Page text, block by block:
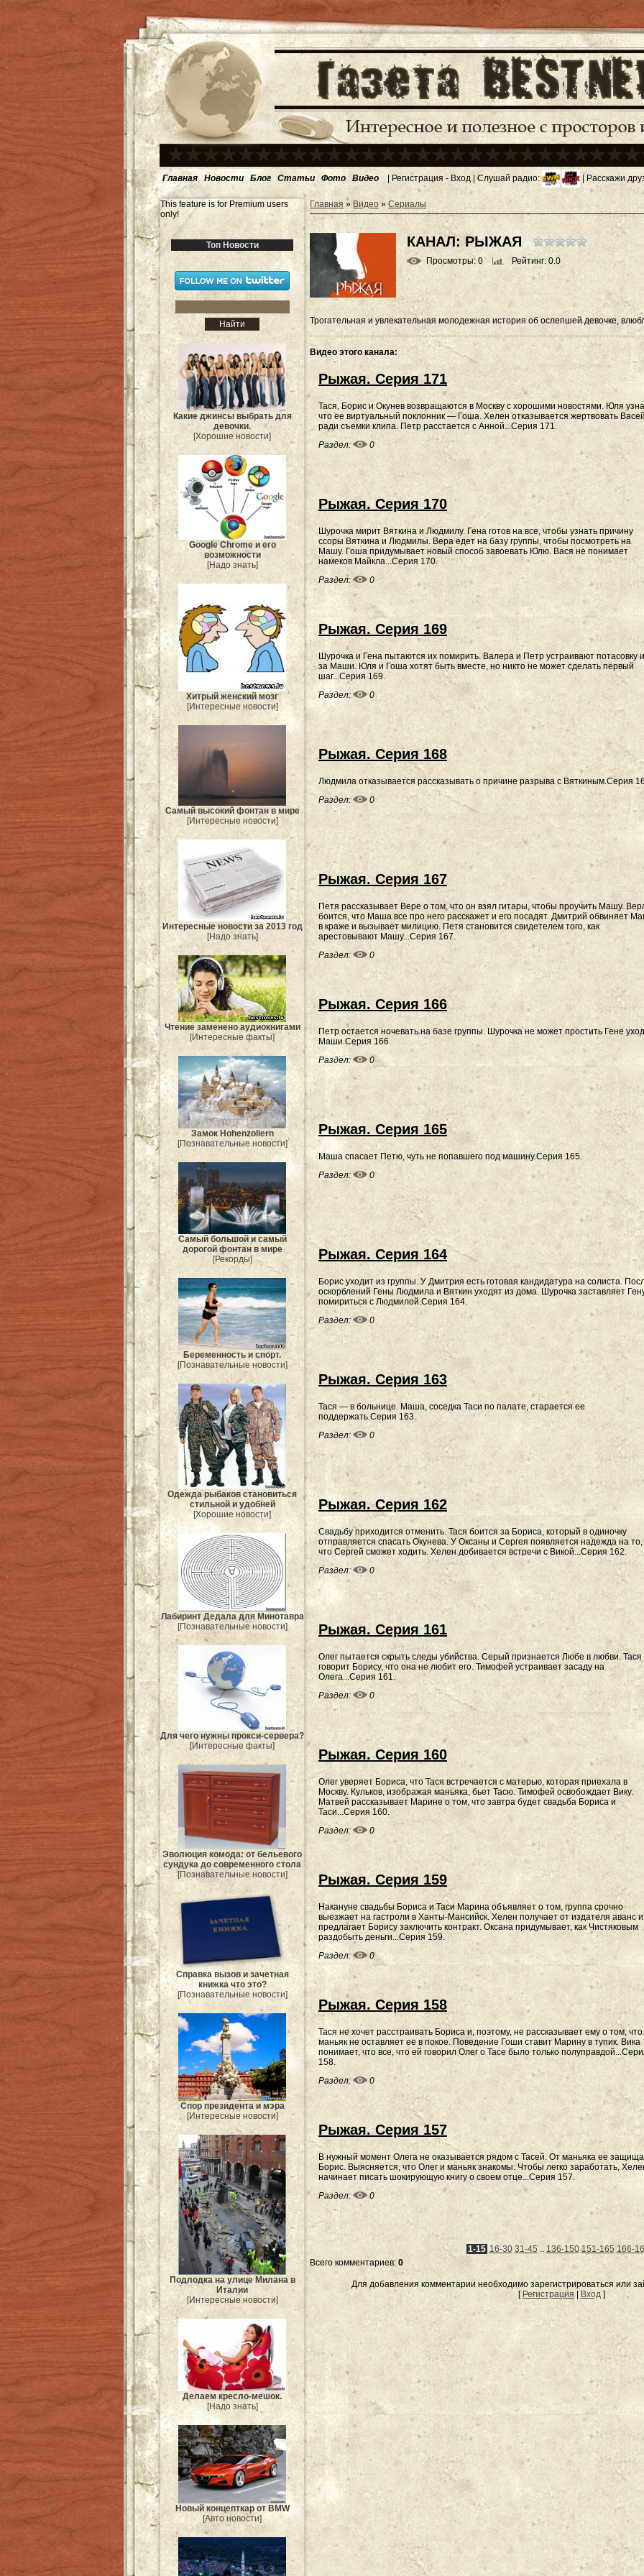
Главная Новости Блог Статьи Фото Видео | Регистрация - Вход | Слушай радио: | Расскажи
This feature is for Premium users
only!
Топ Новости
Какие джинсы выбрать для
девочки.
[Хорошие новости]
Google Chrome и его
возможности
[Надо знать]
Хитрый женский мозг
[Интересные новости]
Самый высокий фонтан в мире
[Интересные новости]
Интересные новости за 2013 год
[Надо знать]
Чтение заменено аудиокнигами
[Интересные факты]
Замок Hohenzollern
[Познавательные новости]
Самый большой и самый
дорогой фонтан в мире
[Рекорды]
Беременность и спорт.
[Познавательные новости]
Одежда рыбаков становиться
стильной и удобней
[Хорошие новости]
Лабиринт Дедала для Минотавра
[Познавательные новости]
Для чего нужны прокси-сервера?
[Интересные факты]
Эволюция комода: от бельевого
сундука до современного стола
[Познавательные новости]
Справка вызов и зачетная
книжка что это?
[Познавательные новости]
Спор президента и мэра
[Интересные новости]
Подлодка на улице Милана в
Италии
[Интересные новости]
Делаем кресло-мешок.
[Надо знать]
Новый концепткар от BMW
[Авто новости]
Главная » Видео » Сериалы
КАНАЛ: РЫЖАЯ
Просмотры: 0 Рейтинг: 0.0
Трогательная и увлекательная молодежная история об ослепшей девочке,
Видео этого канала:
Рыжая. Серия 171
Тася, Борис и Окунев возвращаются в Москву с хорошими новостями. Юля
что ее виртуальный поклонник — Гоша. Хелен отказывается жертвовать
ради съемки клипа. Петр расстается с Анной...Серия 171.
Раздел:
0
Рыжая. Серия 170
Шурочка мирит Вяткина и Людмилу. Гена готов на все, чтобы узнать причину
ссоры Вяткина и Людмилы. Вера едет на базу группы, чтобы посмотреть на
Машу. Гоша придумывает новый способ завоевать Юлю. Вася не понимает
намеков Майкла...Серия 170.
Раздел:
0
Рыжая. Серия 169
Шурочка и Гена пытаются их помирить. Валера и Петр устраивают потасовку
за Маши. Юля и Гоша хотят быть вместе, но никто не может сделать первый
шаг...Серия 169.
Раздел:
0
Рыжая. Серия 168
Людмила отказывается рассказывать о причине разрыва с Вяткиным.Серия
Раздел:
0
Рыжая. Серия 167
Петя рассказывает Вере о том, что он взял гитары, чтобы проучить Машу.
боится, что Маша все про него расскажет и его посадят. Дмитрий обвиняет
в краже и вызывает милицию. Петя становится свидетелем того, как
арестовывают Машу...Серия 167.
Раздел:
0
Рыжая. Серия 166
Петр остается ночевать на базе группы. Шурочка не может простить Гене уход
Маши.Серия 166.
Раздел:
0
Рыжая. Серия 165
Маша спасает Петю, чуть не попавшего под машину.Серия 165.
Раздел:
0
Рыжая. Серия 164
Борис уходит из группы. У Дмитрия есть готовая кандидатура на солиста.
оскорблений Гены Людмила и Вяткин уходят из дома. Шурочка заставляет
помириться с Людмилой.Серия 164.
Раздел:
0
Рыжая. Серия 163
Тася — в больнице. Маша, соседка Таси по палате, старается ее
поддержать.Серия 163.
Раздел:
0
Рыжая. Серия 162
Свадьбу приходится отменить. Тася боится за Бориса, который в одиночку
отправляется спасать Окунева. У Оксаны и Сергея появляется надежда на то,
что Сергей сможет ходить. Хелен добивается встречи с Викой...Серия 162.
Раздел:
0
Рыжая. Серия 161
Олег пытается скрыть следы убийства. Серый признается Любе в любви. Тася
говорит Борису, что она не любит его. Тимофей устраивает засаду на
Олега...Серия 161.
Раздел:
0
Рыжая. Серия 160
Олег уверяет Бориса, что Тася встречается с матерью, которая приехала в
Москву. Кульков, изображая маньяка, бьет Тасю. Тимофей освобождает Вику.
Матвей рассказывает Марине о том, что завтра будет свадьба Бориса и
Таси...Серия 160.
Раздел:
0
Рыжая. Серия 159
Накануне свадьбы Бориса и Таси Марина объявляет о том, группа срочно
выезжает на гастроли в Ханты-Мансийск. Хелен получает от издателя аванс и
предлагает Борису заключить контракт. Оксана придумывает, как Чистяковым
раздобыть деньги...Серия 159.
Раздел:
0
Рыжая. Серия 158
Тася не хочет расстраивать Бориса и, поэтому, не рассказывает ему о том, что
маньяк не оставляет ее в покое. Поведение Гоши ставит Марину в тупик. Вика
понимает, что все, что ей говорил Олег о Тасе было только
158.
Раздел:
0
Рыжая. Серия 157
В нужный момент Олега не оказывается рядом с Тасей. От маньяка ее
Борис. Выясняется, что Олег и маньяк знакомы. Чтобы легко заработать,
начинает писать шокирующую книгу о своем отце...Серия 157.
Раздел:
0
1-15 16-30 31-45 .. 136-150 151-165 166-
Всего комментариев: 0
Для добавления комментарии необходимо зарегистрироваться или
[ Регистрация Вход]